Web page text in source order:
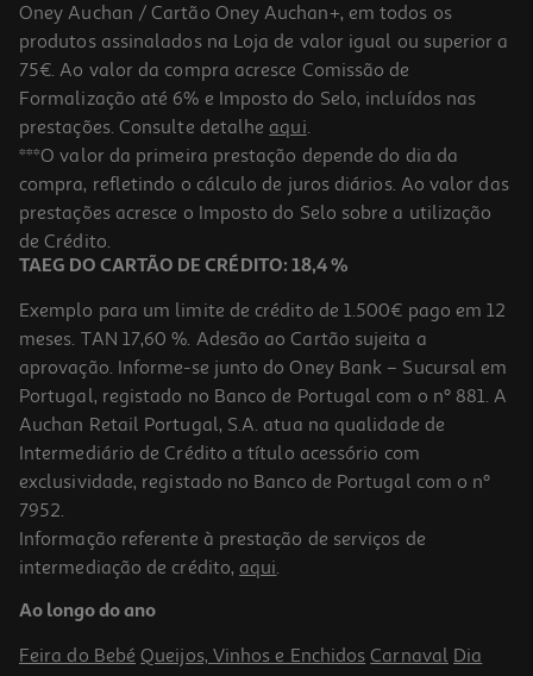
Tempero De Pimentão Mathos 200g
4.25 €/Kg
0,85 €
Oney Auchan / Cartão Oney Auchan+, em todos os
produtos assinalados na Loja de valor igual ou superior a
75€. Ao valor da compra acresce Comissão de
Formalização até 6% e Imposto do Selo, incluídos nas
prestações. Consulte detalhe aqui.
***O valor da primeira prestação depende do dia da
compra, refletindo o cálculo de juros diários. Ao valor das
prestações acresce o Imposto do Selo sobre a utilização
de Crédito.
TAEG DO CARTÃO DE CRÉDITO: 18,4 %
Exemplo para um limite de crédito de 1.500€ pago em 12
meses. TAN 17,60 %. Adesão ao Cartão sujeita a
aprovação. Informe-se junto do Oney Bank – Sucursal em
Portugal, registado no Banco de Portugal com o nº 881. A
Auchan Retail Portugal, S.A. atua na qualidade de
Intermediário de Crédito a título acessório com
exclusividade, registado no Banco de Portugal com o nº
7952.
Informação referente à prestação de serviços de
intermediação de crédito, aqui.
Ao longo do ano
Feira do Bebé Queijos, Vinhos e Enchidos Carnaval Dia